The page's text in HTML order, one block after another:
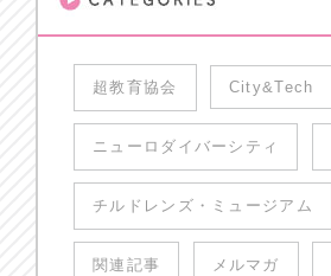
超教育協会 City&Tech
ニューロダイバーシティ
チルドレンズ・ミュージアム
関連記事 メルマガ